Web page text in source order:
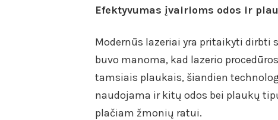
Efektyvumas įvairioms odos ir
Modernūs lazeriai yra pritaikyti dirbti
buvo manoma, kad lazerio
tamsiais plaukais, šiandien
naudojama ir kitų odos bei plaukų
plačiam žmonių ratui.